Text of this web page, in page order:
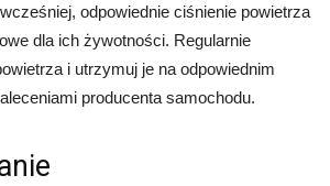
odpowiednie ciśnienie powietrza
dla ich żywotności. Regularnie
i utrzymuj je na odpowiednim
producenta samochodu.